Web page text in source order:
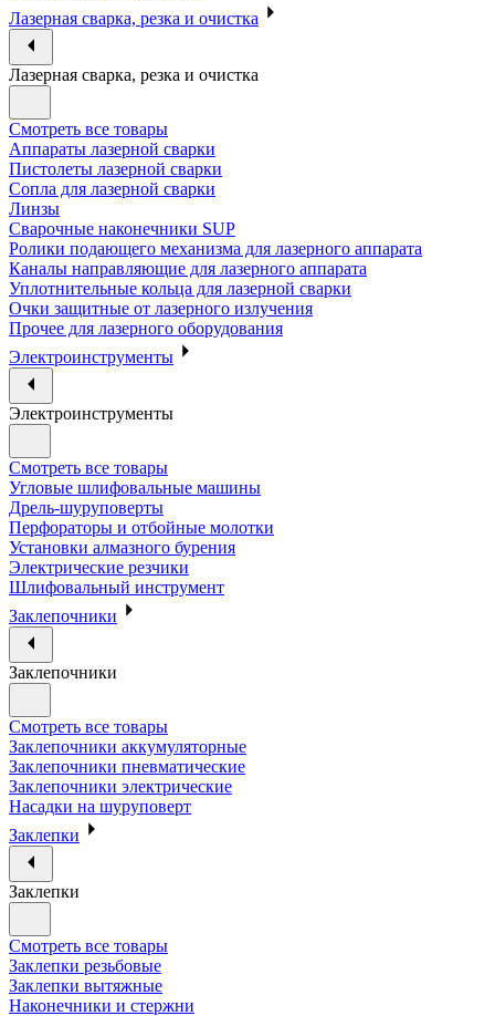
Лазерная сварка, резка и очистка
Лазерная сварка, резка и очистка
Смотреть все товары
Аппараты лазерной сварки
Пистолеты лазерной сварки
Сопла для лазерной сварки
Линзы
Сварочные наконечники SUP
Ролики подающего механизма для лазерного аппарата
Каналы направляющие для лазерного аппарата
Уплотнительные кольца для лазерной сварки
Очки защитные от лазерного излучения
Прочее для лазерного оборудования
Электроинструменты
Электроинструменты
Смотреть все товары
Угловые шлифовальные машины
Дрель-шуруповерты
Перфораторы и отбойные молотки
Установки алмазного бурения
Электрические резчики
Шлифовальный инструмент
Заклепочники
Заклепочники
Смотреть все товары
Заклепочники аккумуляторные
Заклепочники пневматические
Заклепочники электрические
Насадки на шуруповерт
Заклепки
Заклепки
Смотреть все товары
Заклепки резьбовые
Заклепки вытяжные
Наконечники и стержни